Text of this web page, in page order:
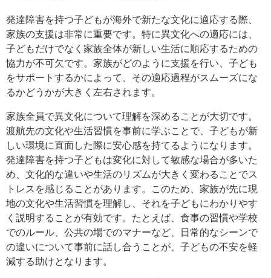
発達障害を持つ子どもが海外で新たな文化に適応する際、
家族の支援は非常に重要です。特に異文化への適応には、
子どもだけでなく家族全体が新しい生活に順応するための
協力が不可欠です。家族がどのように支援を行い、子ども
をサポートするかによって、その適応過程がスムーズにな
るかどうかが大きく左右されます。
家族全員で異文化について理解を深めることが大切です。
渡航先の文化や生活習慣を事前に学ぶことで、子どもが新
しい環境に直面した際に安心感を持てるようになります。
発達障害を持つ子どもは変化に対して敏感な場合が多いた
め、文化的な違いや生活のリズムが大きく変わることでス
トレスを感じることがあります。このため、家族が先に現
地の文化や生活習慣を理解し、それを子どもにわかりやす
く説明することが有効です。たとえば、食事の習慣や学校
でのルール、公共の場でのマナーなど、日常的なシーンで
の違いについて事前に話し合うことが、子どもの不安を軽
減する助けとなります。